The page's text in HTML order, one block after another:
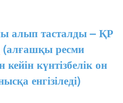
алып тасталды – ҚР
(алғашқы ресми
күнтізбелік он
енгізіледі)